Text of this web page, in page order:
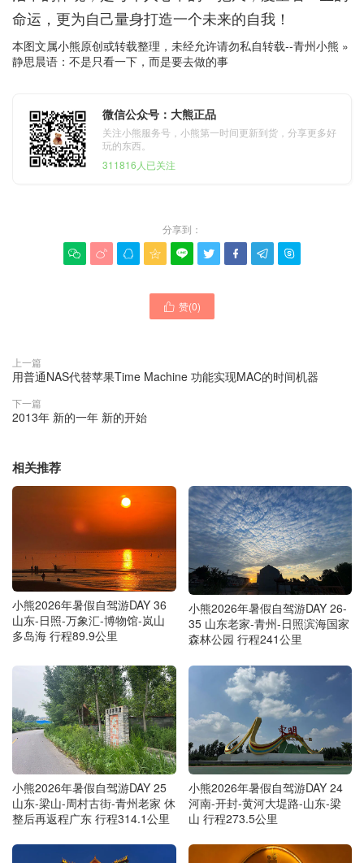
命运，更为自己量身打造一个未来的自我！
本图文属小熊原创或转载整理，未经允许请勿私自转载--青州小熊 »
静思晨语：不是只看一下，而是要去做的事
微信公众号：大熊正品
关注小熊服务号，小熊第一时间更新到货，分享更多好
玩的东西。
311816人已关注
分享到：
        
 赞(0)
上一篇
用普通NAS代替苹果Time Machine 功能实现MAC的时间机器
下一篇
2013年 新的一年 新的开始
相关推荐
小熊2026年暑假自驾游DAY 36
山东-日照-万象汇-博物馆-岚山
多岛海 行程89.9公里
小熊2026年暑假自驾游DAY 26-
35 山东老家-青州-日照滨海国家
森林公园 行程241公里
小熊2026年暑假自驾游DAY 25
山东-梁山-周村古街-青州老家 休
整后再返程广东 行程314.1公里
小熊2026年暑假自驾游DAY 24
河南-开封-黄河大堤路-山东-梁
山 行程273.5公里